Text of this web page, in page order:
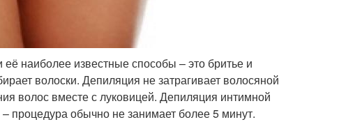
наиболее известные способы – это бритье и
волоски. Депиляция не затрагивает волосяной
волос вместе с луковицей. Депиляция интимной
процедура обычно не занимает более 5 минут.